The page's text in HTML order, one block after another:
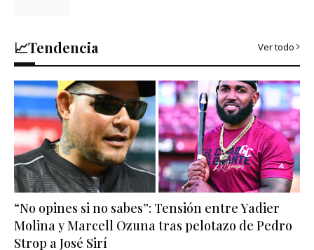
📈Tendencia Ver todo
“No opines si no sabes”: Tensión entre Yadier
Molina y Marcell Ozuna tras pelotazo de Pedro
Strop a José Sirí